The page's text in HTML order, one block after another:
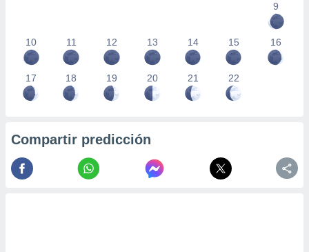
9
10 11 12 13 14 15 16
17 18 19 20 21 22
Compartir predicción